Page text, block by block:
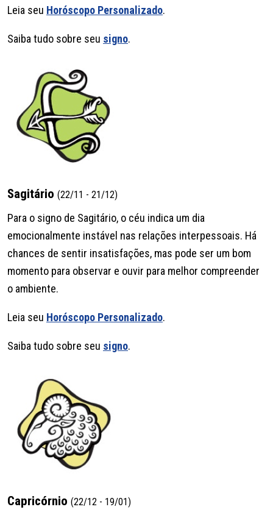
Leia seu Horóscopo Personalizado.
Saiba tudo sobre seu signo.
Sagitário (22/11 - 21/12)
Para o signo de Sagitário, o céu indica um dia
emocionalmente instável nas relações interpessoais. Há
chances de sentir insatisfações, mas pode ser um bom
momento para observar e ouvir para melhor compreender
o ambiente.
Leia seu Horóscopo Personalizado.
Saiba tudo sobre seu signo.
Capricórnio (22/12 - 19/01)